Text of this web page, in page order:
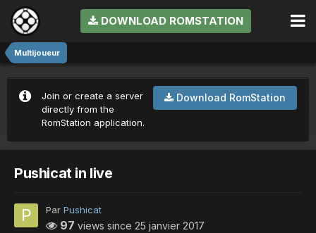
DOWNLOAD ROMSTATION
Multijoueur
Download RomStation
Join or create a server
directly from the
RomStation application.
Pushicat in live
Par Pushicat
97 views since 25 janvier 2017